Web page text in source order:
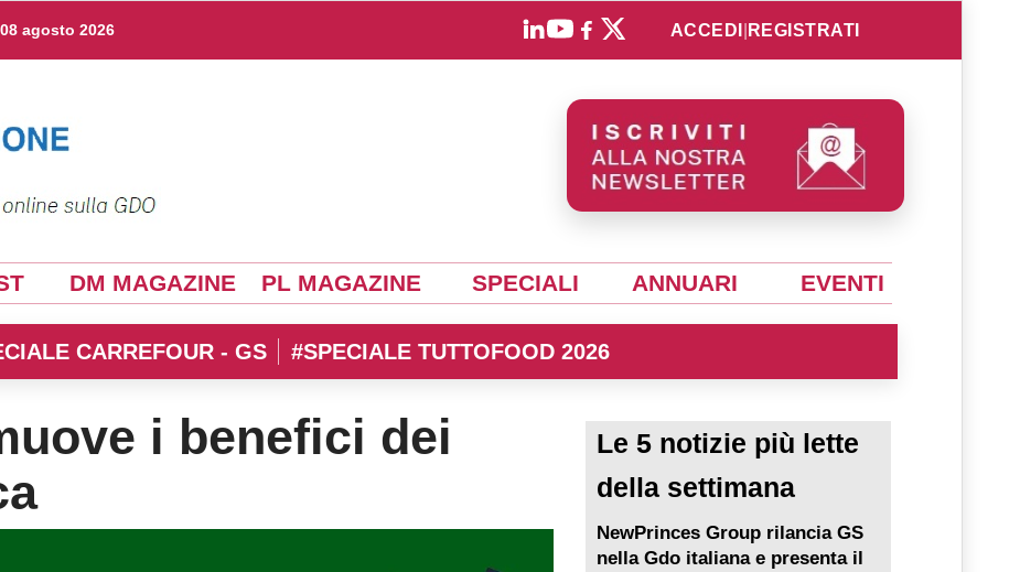
agosto 2026 ACCEDI REGISTRATI
DM MAGAZINE PL MAGAZINE SPECIALI ANNUARI EVENTI
CARREFOUR - GS #SPECIALE TUTTOFOOD 2026
i benefici dei
Le 5 notizie più lette
della settimana
NewPrinces Group rilancia GS
nella Gdo italiana e presenta il